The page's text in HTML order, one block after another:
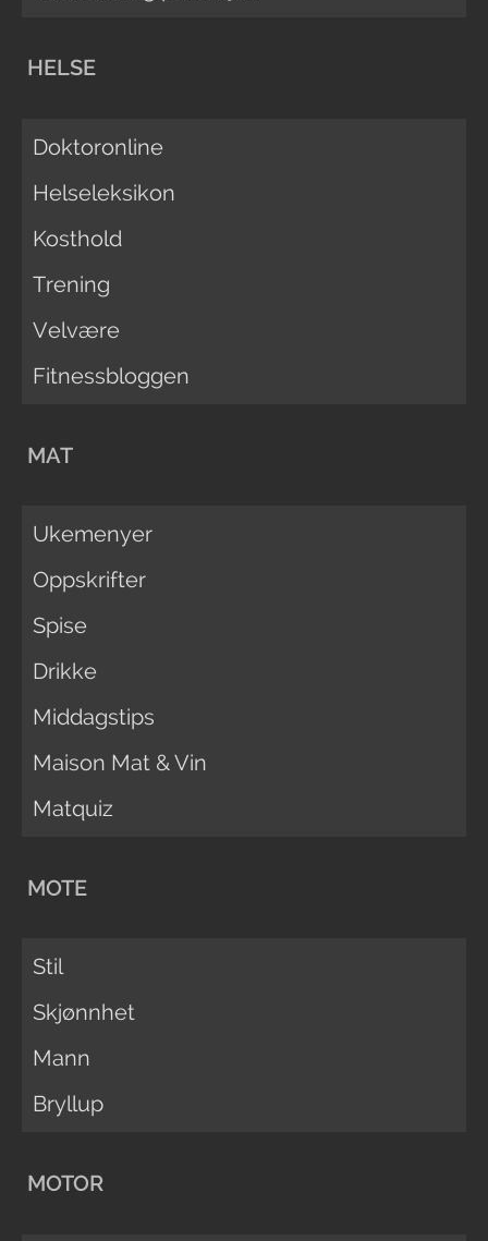
HELSE
Doktoronline
Helseleksikon
Kosthold
Trening
Velvære
Fitnessbloggen
MAT
Ukemenyer
Oppskrifter
Spise
Drikke
Middagstips
Maison Mat & Vin
Matquiz
MOTE
Stil
Skjønnhet
Mann
Bryllup
MOTOR